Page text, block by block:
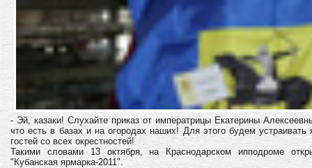
- Эй, казаки! Слухайте приказ от императрицы Екатерины
что есть в базах и на огородах наших! Для этого будем
гостей со всех окрестностей!
Такими словами 13 октября, на Краснодарском ипподроме
"Кубанская ярмарка-2011".